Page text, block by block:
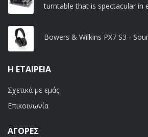
turntable that is spectacular in
Bowers & Wilkins PX7 S3 -
Η ΕΤΑΙΡΕΊΑ
Σχετικά με εμάς
Επικοινωνία
ΑΓΟΡΈΣ